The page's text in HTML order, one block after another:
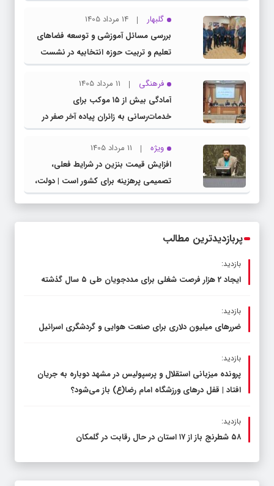
گلبهار
14 مرداد 1405
بررسی مسائل آموزشی و توسعه فضاهای
تعلیم و تربیت حوزه انتخابیه در نشست
مشترک عضو کمیسیون آموزش مجلس با
مدیرکل آموزش و پرورش خراسان رضوی
فرهنگی
11 مرداد 1405
آمادگی بیش از ۱۵ موکب برای
خدمات‌رسانی به زائران پیاده آخر صفر در
شهرستان چناران
ویژه
11 مرداد 1405
افزایش قیمت بنزین در شرایط فعلی،
تصمیمی پرهزینه برای کشور است | دولت،
قاچاق سوخت و عوامل اصلی ناترازی را
پربازدیدترین مطالب
بازدید:
ایجاد 2 هزار فرصت شغلی برای مددجویان طی ۵ سال گذشته
بازدید:
ضررهای میلیون دلاری برای صنعت هوایی و گردشگری اسرائیل
بازدید:
پرونده میزبانی استقلال و پرسپولیس در مشهد دوباره به جریان
افتاد | قفل در‌های ورزشگاه امام رضا(ع) باز می‌شود؟
بازدید:
۵۸ شطرنج‌ باز از ۱۷ استان در حال رقابت در گلمکان